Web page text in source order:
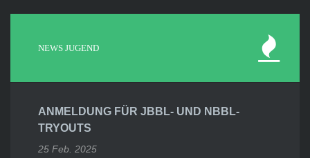
NEWS JUGEND
ANMELDUNG FÜR JBBL- UND NBBL-
TRYOUTS
25 Feb. 2025